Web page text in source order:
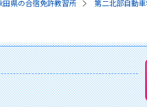
田県の合宿免許教習所
第二北部自動車